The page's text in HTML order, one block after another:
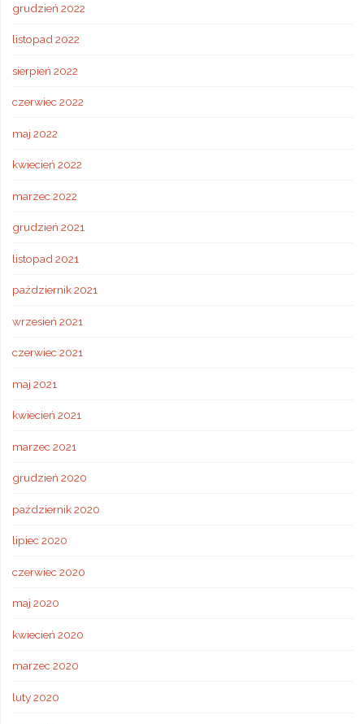
grudzień 2022
listopad 2022
sierpień 2022
czerwiec 2022
maj 2022
kwiecień 2022
marzec 2022
grudzień 2021
listopad 2021
październik 2021
wrzesień 2021
czerwiec 2021
maj 2021
kwiecień 2021
marzec 2021
grudzień 2020
październik 2020
lipiec 2020
czerwiec 2020
maj 2020
kwiecień 2020
marzec 2020
luty 2020